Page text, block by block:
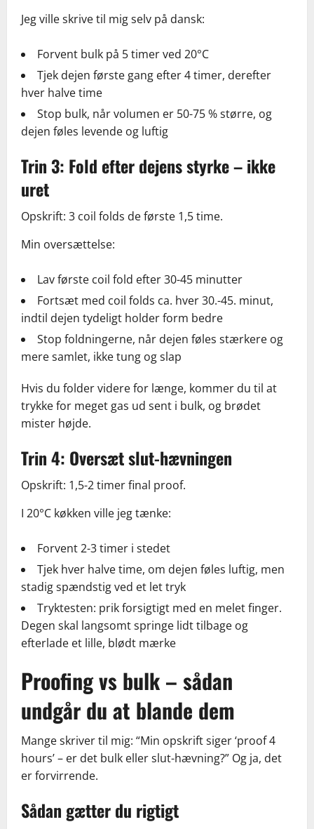
Jeg ville skrive til mig selv på dansk:
Forvent bulk på 5 timer ved 20°C
Tjek dejen første gang efter 4 timer, derefter
hver halve time
Stop bulk, når volumen er 50-75 % større, og
dejen føles levende og luftig
Trin 3: Fold efter dejens styrke – ikke
uret
Opskrift: 3 coil folds de første 1,5 time.
Min oversættelse:
Lav første coil fold efter 30-45 minutter
Fortsæt med coil folds ca. hver 30.-45. minut,
indtil dejen tydeligt holder form bedre
Stop foldningerne, når dejen føles stærkere og
mere samlet, ikke tung og slap
Hvis du folder videre for længe, kommer du til at
trykke for meget gas ud sent i bulk, og brødet
mister højde.
Trin 4: Oversæt slut-hævningen
Opskrift: 1,5-2 timer final proof.
I 20°C køkken ville jeg tænke:
Forvent 2-3 timer i stedet
Tjek hver halve time, om dejen føles luftig, men
stadig spændstig ved et let tryk
Tryktesten: prik forsigtigt med en melet finger.
Degen skal langsomt springe lidt tilbage og
efterlade et lille, blødt mærke
Proofing vs bulk – sådan
undgår du at blande dem
Mange skriver til mig: “Min opskrift siger ‘proof 4
hours’ – er det bulk eller slut-hævning?” Og ja, det
er forvirrende.
Sådan gætter du rigtigt